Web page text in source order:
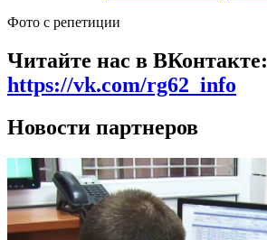
Фото с репетиции
Читайте нас в ВКонтакте:
https://vk.com/rg62_info
Новости партнеров